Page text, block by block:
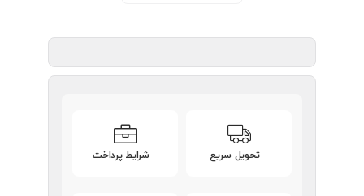
تحویل سریع شرایط پرداخت